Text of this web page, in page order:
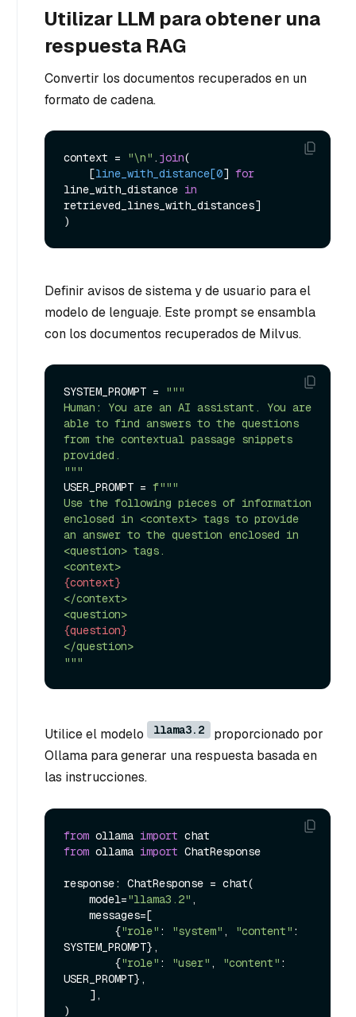
Utilizar LLM para obtener una
respuesta RAG
Convertir los documentos recuperados en un
formato de cadena.
context = "\n" . join(
    [
line_with_distance[0] for
line_with_distance in
retrieved_lines_with_distances]
Definir avisos de sistema y de usuario para el
modelo de lenguaje. Este prompt se ensambla
con los documentos recuperados de Milvus.
SYSTEM_PROMPT =
"""
Human: You are an AI assistant. You are
able to find answers to the questions
from the contextual passage snippets
provided.
"""
USER_PROMPT = f"""
Use the following pieces of information
enclosed in <context> tags to provide
an answer to the question enclosed in
<question> tags.
{context}
</context>
{question}
</question>
"""
Utilice el modelo llama3.2
proporcionado por
Ollama para generar una respuesta basada en
las instrucciones.
from ollama import
from ollama import ChatResponse
response: ChatResponse = chat(
    model=
"llama3.2" ,
        {
"role" : "system" , "content" :
SYSTEM_PROMPT},
        {
"role" : "user" , "content" :
USER_PROMPT},